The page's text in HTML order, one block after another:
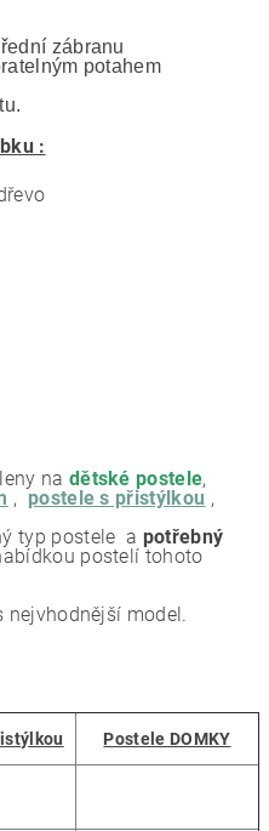
zábranu
potahem
:
na dětské postele,
, postele s přistýlkou ,
typ postele a potřebný
postelí tohoto
nejvhodnější model.
Postele DOMKY